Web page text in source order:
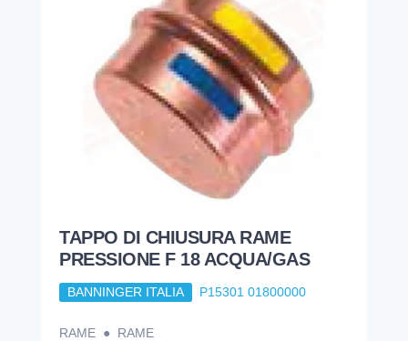
TAPPO DI CHIUSURA RAME
PRESSIONE F 18 ACQUA/GAS
BANNINGER ITALIA P15301 01800000
RAME ● RAME